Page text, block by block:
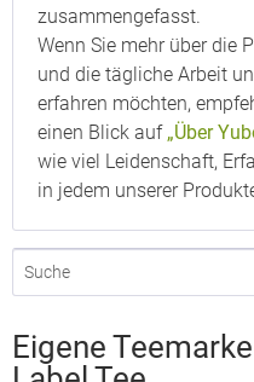
zusammengefasst.
Wenn Sie mehr über die
und die tägliche Arbeit
erfahren möchten,
einen Blick auf „Über
wie viel Leidenschaft,
in jedem unserer
Eigene